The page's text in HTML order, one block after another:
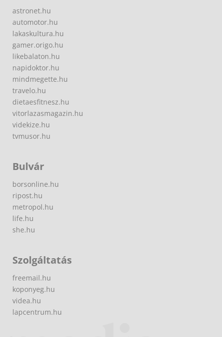
astronet.hu
automotor.hu
lakaskultura.hu
gamer.origo.hu
likebalaton.hu
napidoktor.hu
mindmegette.hu
travelo.hu
dietaesfitnesz.hu
vitorlazasmagazin.hu
videkize.hu
tvmusor.hu
Bulvár
borsonline.hu
ripost.hu
metropol.hu
life.hu
she.hu
Szolgáltatás
freemail.hu
koponyeg.hu
videa.hu
lapcentrum.hu